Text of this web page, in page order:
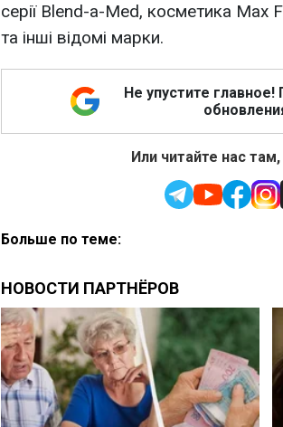
серії Blend-a-Med, косметика Max
та інші відомі марки.
Не упустите
Или читайте нас
Больше по теме: